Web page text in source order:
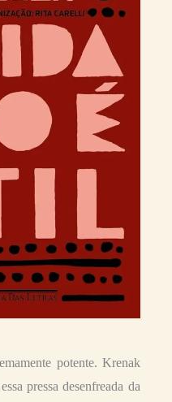
potente. Krenak
pressa desenfreada da